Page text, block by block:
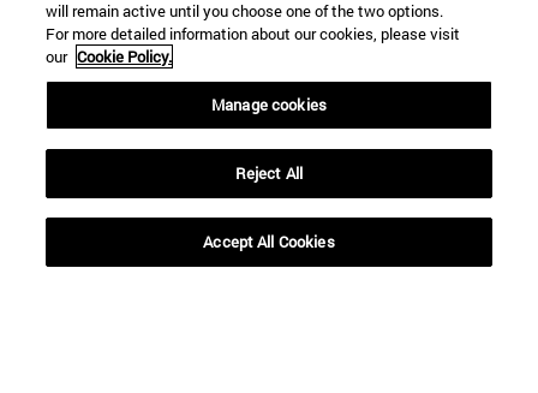
Biblioteca(abre en nueva ventana)
(abre en nueva ventana)
Aula virtual ADI(abre en nueva ventana)
Búsqueda de personas (abre en nueva ventana)
Trabaja con nosotros(abre en nueva ventana)
will remain active until you choose one of the two options.
For more detailed information about our cookies, please visit
our Cookie Policy.
Manage cookies
Reject All
Accept All Cookies